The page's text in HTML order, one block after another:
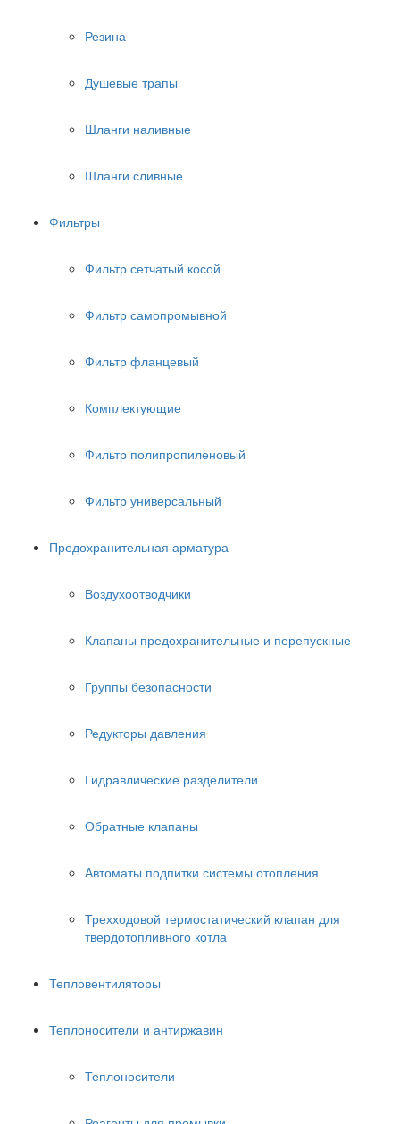
Резина
Душевые трапы
Шланги наливные
Шланги сливные
Фильтры
Фильтр сетчатый косой
Фильтр самопромывной
Фильтр фланцевый
Комплектующие
Фильтр полипропиленовый
Фильтр универсальный
Предохранительная арматура
Воздухоотводчики
Клапаны предохранительные и перепускные
Группы безопасности
Редукторы давления
Гидравлические разделители
Обратные клапаны
Автоматы подпитки системы отопления
Трехходовой термостатический клапан для
твердотопливного котла
Тепловентиляторы
Теплоносители и антиржавин
Теплоносители